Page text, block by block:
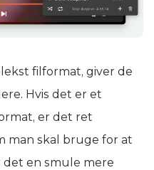
filformat, giver de
Hvis det er et
er det ret
man skal bruge for at
det en smule mere